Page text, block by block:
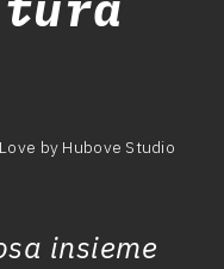
by Hubove Studio
insieme